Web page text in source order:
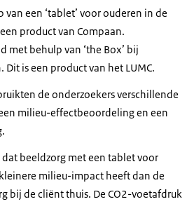
van een ‘tablet’ voor ouderen in de
product van Compaan.
met behulp van ‘the Box’ bij
is een product van het LUMC.
de onderzoekers verschillende
milieu-effectbeoordeling en een
beeldzorg met een tabletvoor
milieu-impact heeft dan de
bij de cliënt thuis. De CO2-voetafdruk